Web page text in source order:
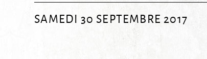
SAMEDI 30 SEPTEMBRE 2017